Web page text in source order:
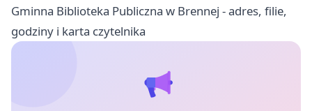
Gminna Biblioteka Publiczna w Brennej - adres, filie,
godziny i karta czytelnika